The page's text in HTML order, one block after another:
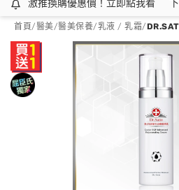
激推換購優惠價！立即點我看
激推換購優惠價！立即點我看
首頁/醫美/醫美保養/乳液 / 乳霜/